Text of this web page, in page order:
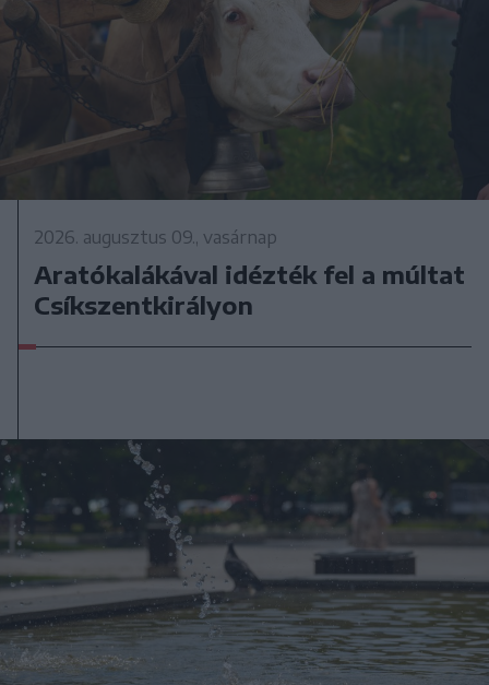
2026. augusztus 09., vasárnap
Aratókalákával idézték fel a múltat
Csíkszentkirályon